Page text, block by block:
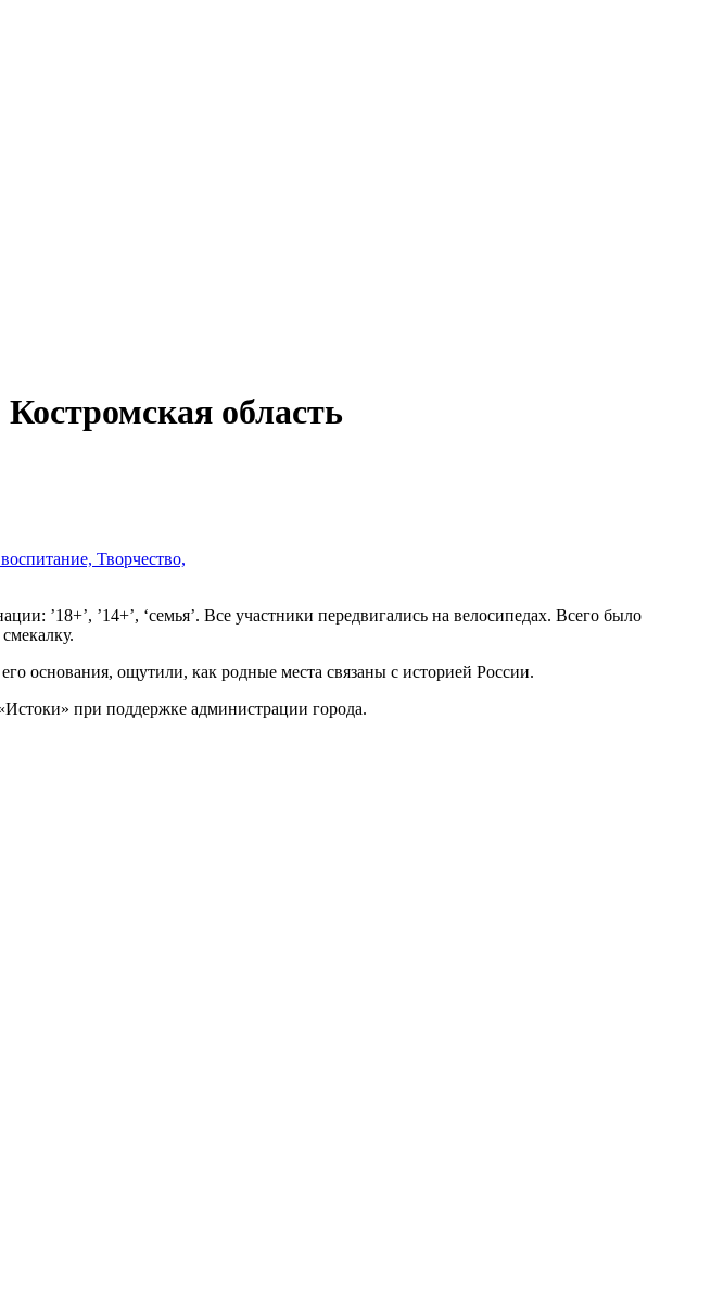
область
Творчество,
’18+’, ’14+’, ‘семья’. Все участники передвигались на велосипедах. Всего было
основания, ощутили, как родные места связаны с историей России.
при поддержке администрации города.